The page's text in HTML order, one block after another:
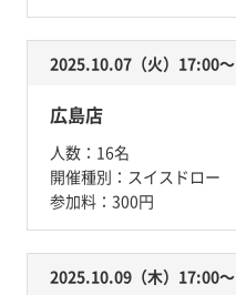
2025.10.07（火）17:00〜
広島店
人数： 16名
開催種別： スイスドロー
参加料： 300円
2025.10.09（木）17:00〜